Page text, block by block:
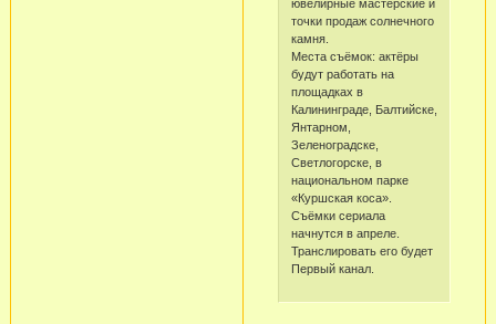
ювелирные мастерские и
точки продаж солнечного
камня.
Места съёмок: актёры
будут работать на
площадках в
Калининграде, Балтийске,
Янтарном,
Зеленоградске,
Светлогорске, в
национальном парке
«Куршская коса».
Съёмки сериала
начнутся в апреле.
Транслировать его будет
Первый канал.